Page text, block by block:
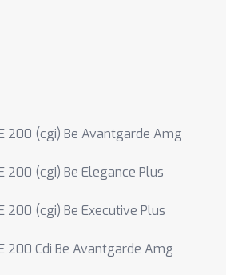
200 (cgi) Be Avantgarde Amg
200 (cgi) Be Elegance Plus
200 (cgi) Be Executive Plus
200 Cdi Be Avantgarde Amg